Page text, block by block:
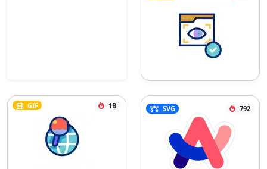
GIF 1B SVG 792